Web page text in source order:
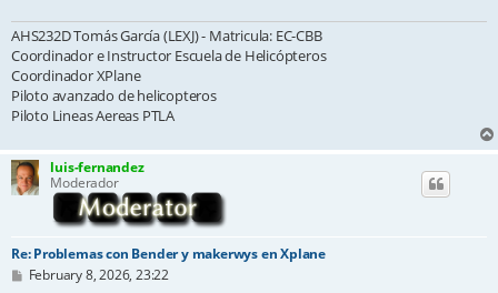
AHS232D Tomás García (LEXJ) - Matricula: EC-CBB
Coordinador e Instructor Escuela de Helicópteros
Coordinador XPlane
Piloto avanzado de helicopteros
Piloto Lineas Aereas PTLA
luis-fernandez
Moderador
Re: Problemas con Bender y makerwys en Xplane
PFebruary 8, 2026, 23:22